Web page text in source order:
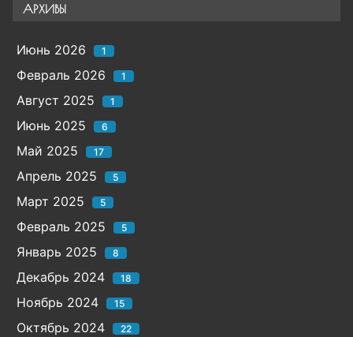
АРХИВЫ
Июнь 2026 1
Февраль 2026 1
Август 2025 1
Июнь 2025 6
Май 2025 17
Апрель 2025 5
Март 2025 5
Февраль 2025 5
Январь 2025 8
Декабрь 2024 18
Ноябрь 2024 15
Октябрь 2024 22